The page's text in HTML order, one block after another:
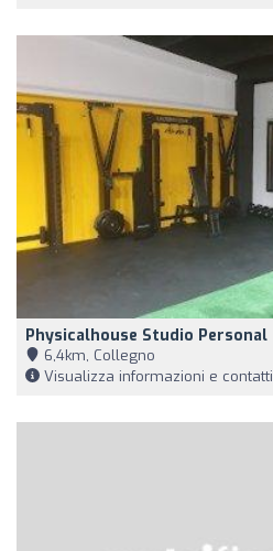
Physicalhouse Studio Personal
6,4km, Collegno
Visualizza informazioni e contatti